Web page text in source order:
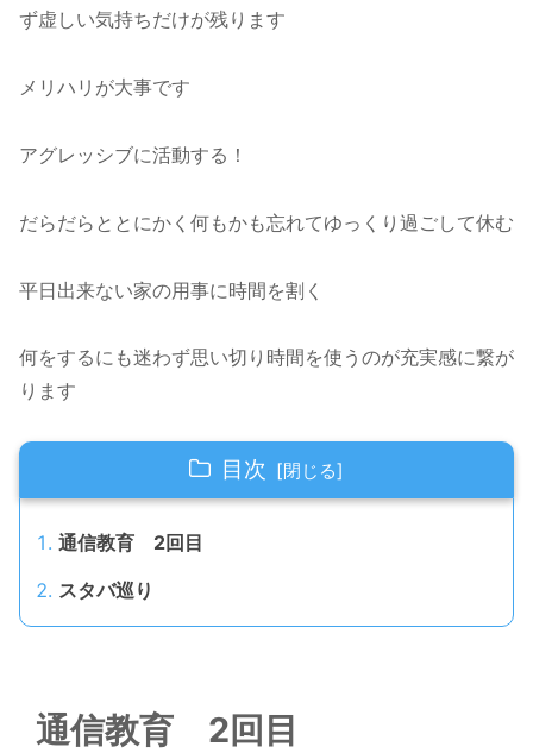
ず虚しい気持ちだけが残ります
メリハリが大事です
アグレッシブに活動する！
だらだらととにかく何もかも忘れてゆっくり過ごして休む
平日出来ない家の用事に時間を割く
何をするにも迷わず思い切り時間を使うのが充実感に繋が
ります
目次
通信教育 2回目
スタバ巡り
通信教育 2回目